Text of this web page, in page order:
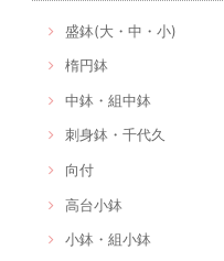
盛鉢(大・中・小)
楕円鉢
中鉢・組中鉢
刺身鉢・千代久
向付
高台小鉢
小鉢・組小鉢